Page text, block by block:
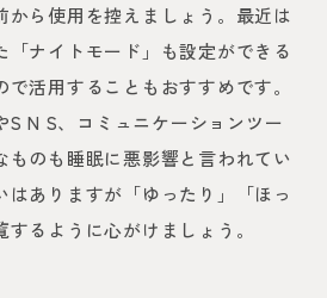
から使用を控えましょう。最近は
「ナイトモード」も設定ができる
活用することもおすすめです。
S N S、コミュニケーションツー
ものも睡眠に悪影響と言われてい
はありますが「ゆったり」「ほっ
るように心がけましょう。